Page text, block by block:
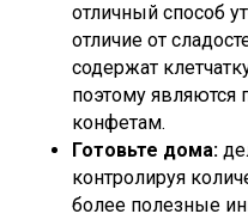
отличный способ
отличие от
содержат
поэтому являются
конфетам.
Готовьте дома:
контролируя
более полезные